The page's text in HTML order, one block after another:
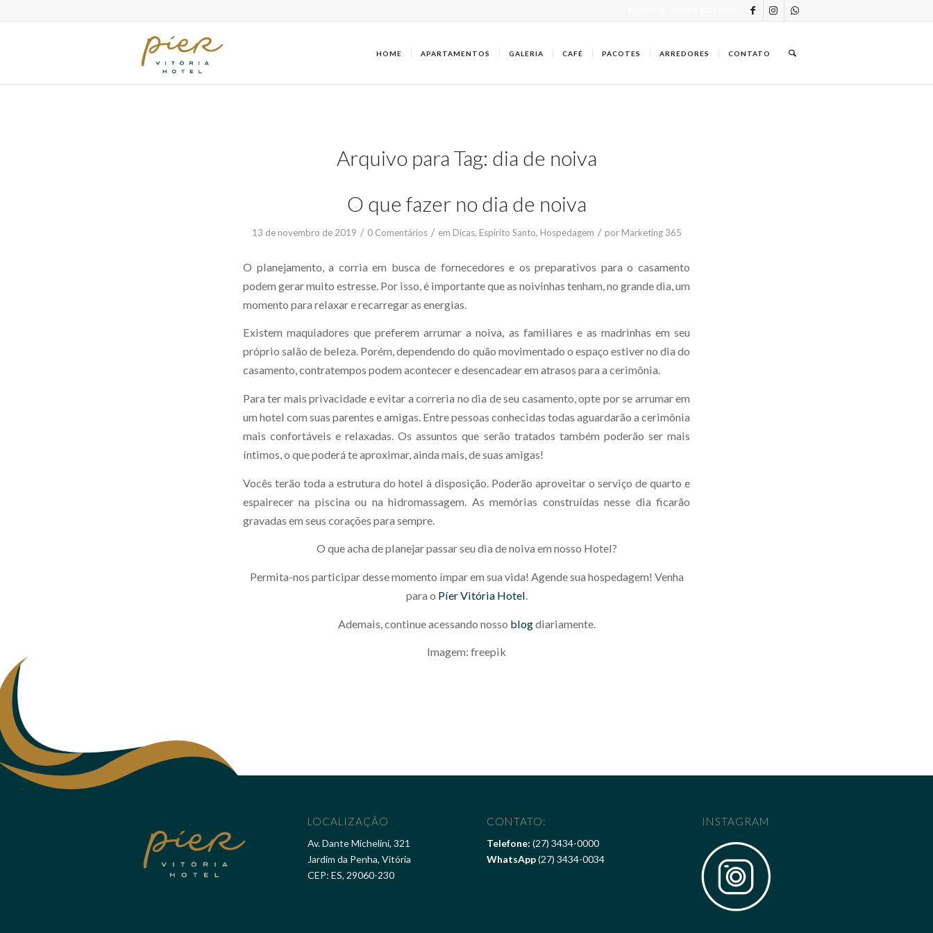
HOME APARTAMENTOS GALERIA CAFÉ PACOTES ARREDORES CONTATO
Arquivo para Tag: dia de noiva
O que fazer no dia de noiva
13 de novembro de 2019 / 0 Comentários / em Dicas, Espírito Santo, Hospedagem / por Marketing 365
O planejamento, a corria em busca de fornecedores e os preparativos para o casamento
podem gerar muito estresse. Por isso, é importante que as noivinhas tenham, no grande dia, um
momento para relaxar e recarregar as energias.
Existem maquiadores que preferem arrumar a noiva, as familiares e as madrinhas em seu
próprio salão de beleza. Porém, dependendo do quão movimentado o espaço estiver no dia do
casamento, contratempos podem acontecer e desencadear em atrasos para a cerimônia.
Para ter mais privacidade e evitar a correria no dia de seu casamento, opte por se arrumar em
um hotel com suas parentes e amigas. Entre pessoas conhecidas todas aguardarão a cerimônia
mais confortáveis e relaxadas. Os assuntos que serão tratados também poderão ser mais
íntimos, o que poderá te aproximar, ainda mais, de suas amigas!
Vocês terão toda a estrutura do hotel à disposição. Poderão aproveitar o serviço de quarto e
espairecer na piscina ou na hidromassagem. As memórias construídas nesse dia ficarão
gravadas em seus corações para sempre.
O que acha de planejar passar seu dia de noiva em nosso Hotel?
Permita-nos participar desse momento ímpar em sua vida! Agende sua hospedagem! Venha
para o Píer Vitória Hotel.
Ademais, continue acessando nosso blogdiariamente.
Imagem: freepik
LOCALIZAÇÃO
Av. Dante Michelini, 321
Jardim da Penha, Vitória
CEP: ES, 29060-230
CONTATO:
Telefone: (27) 3434-0000
WhatsApp(27) 3434-0034
INSTAGRAM